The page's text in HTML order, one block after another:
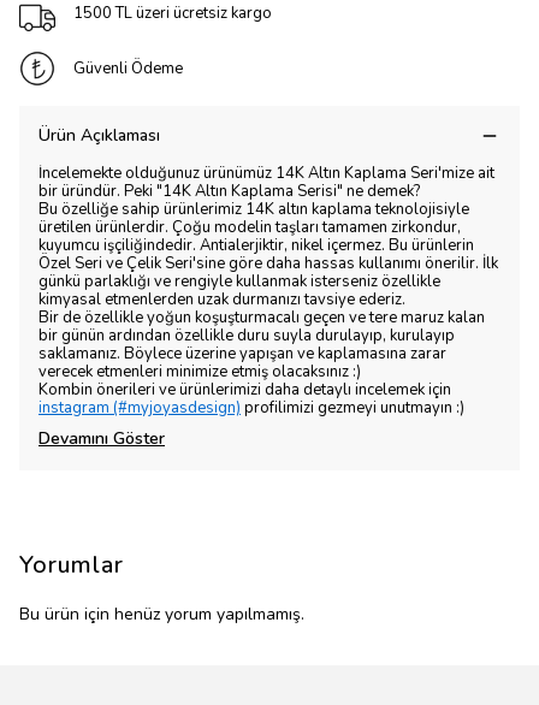
1500 TL üzeri ücretsiz kargo
Güvenli Ödeme
Ürün Açıklaması
İncelemekte olduğunuz ürünümüz 14K Altın Kaplama Seri'mize ait
bir üründür. Peki "14K Altın Kaplama Serisi" ne demek?
Bu özelliğe sahip ürünlerimiz 14K altın kaplama teknolojisiyle
üretilen ürünlerdir. Çoğu modelin taşları tamamen zirkondur,
kuyumcu işçiliğindedir. Antialerjiktir, nikel içermez. Bu ürünlerin
Özel Seri ve Çelik Seri'sine göre daha hassas kullanımı önerilir. İlk
günkü parlaklığı ve rengiyle kullanmak isterseniz özellikle
kimyasal etmenlerden uzak durmanızı tavsiye ederiz.
Bir de özellikle yoğun koşuşturmacalı geçen ve tere maruz kalan
bir günün ardından özellikle duru suyla durulayıp, kurulayıp
saklamanız. Böylece üzerine yapışan ve kaplamasına zarar
verecek etmenleri minimize etmiş olacaksınız :)
Kombin önerileri ve ürünlerimizi daha detaylı incelemek için
instagram (#myjoyasdesign) profilimizi gezmeyi unutmayın :)
Devamını Göster
Yorumlar
Bu ürün için henüz yorum yapılmamış.